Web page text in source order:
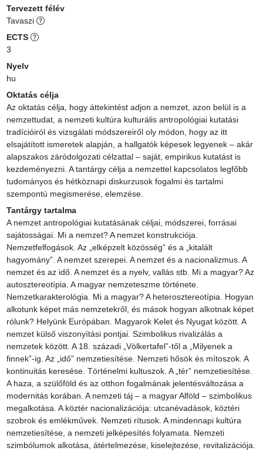
Tervezett félév
Tavaszi
ECTS
3
Nyelv
hu
Oktatás célja
Az oktatás célja, hogy áttekintést adjon a nemzet, azon belül is a
nemzettudat, a nemzeti kultúra kulturális antropológiai kutatási
tradícióiról és vizsgálati módszereiről oly módon, hogy az itt
elsajátított ismeretek alapján, a hallgatók képesek legyenek – akár
alapszakos záródolgozati célzattal – saját, empirikus kutatást is
kezdeményezni. A tantárgy célja a nemzettel kapcsolatos legfőbb
tudományos és hétköznapi diskurzusok fogalmi és tartalmi
szempontú megismerése, elemzése.
Tantárgy tartalma
A nemzet antropológiai kutatásának céljai, módszerei, forrásai
sajátosságai. Mi a nemzet? A nemzet konstrukciója.
Nemzetfelfogások. Az „elképzelt közösség” és a „kitalált
hagyomány”. A nemzet szerepei. A nemzet és a nacionalizmus. A
nemzet és az idő. A nemzet és a nyelv, vallás stb. Mi a magyar? Az
autosztereotípia. A magyar nemzeteszme története.
Nemzetkarakterológia. Mi a magyar? A heterosztereotípia. Hogyan
alkotunk képet más nemzetekről, és mások hogyan alkotnak képet
rólunk? Helyünk Európában. Magyarok Kelet és Nyugat között. A
nemzet külső viszonyítási pontjai. Szimbolikus rivalizálás a
nemzetek között. A 18. századi „Völkertafel”-től a „Milyenek a
finnek”-ig. Az „idő” nemzetiesítése. Nemzeti hősök és mítoszok. A
kontinuitás keresése. Történelmi kultuszok. A „tér” nemzetiesítése.
A haza, a szülőföld és az otthon fogalmának jelentésváltozása a
modernitás korában. A nemzeti táj – a magyar Alföld – szimbolikus
megalkotása. A köztér nacionalizációja: utcanévadások, köztéri
szobrok és emlékművek. Nemzeti rítusok. A mindennapi kultúra
nemzetiesítése, a nemzeti jelképesítés folyamata. Nemzeti
szimbólumok alkotása, átértelmezése, kiselejtezése, revitalizációja.